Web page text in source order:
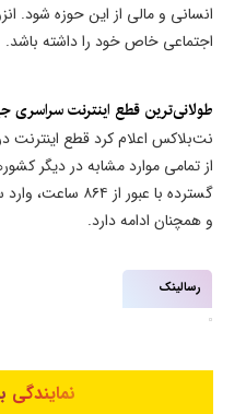
انسانی و مالی از این حوزه شود.
اجتماعی خاص خود را داشته باشد.
طولانی‌ترین قطع اینترنت سراسری
نت‌بلاکس اعلام کرد قطع اینترنت
از تمامی موارد مشابه در دیگر
گسترده با عبور
و همچنان ادامه دارد.
رسالینک